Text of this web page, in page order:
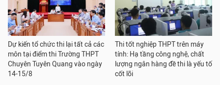
Dự kiến tổ chức thi lại tất cả các
môn tại điểm thi Trường THPT
Chuyên Tuyên Quang vào ngày
14-15/8
Thi tốt nghiệp THPT trên máy
tính: Hạ tầng công nghệ, chất
lượng ngân hàng đề thi là yếu tố
cốt lõi